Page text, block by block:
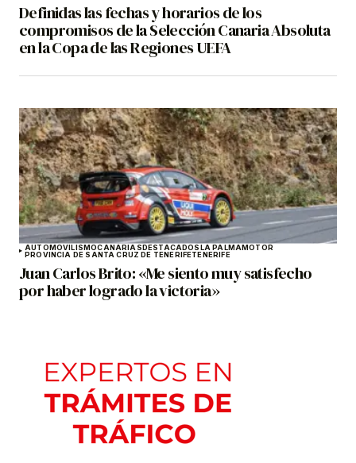
Definidas las fechas y horarios de los
compromisos de la Selección Canaria Absoluta
en la Copa de las Regiones UEFA
AUTOMOVILISMOCANARIASDESTACADOSLA PALMAMOTOR
PROVINCIA DE SANTA CRUZ DE TENERIFETENERIFE
Juan Carlos Brito: «Me siento muy satisfecho
por haber logrado la victoria»